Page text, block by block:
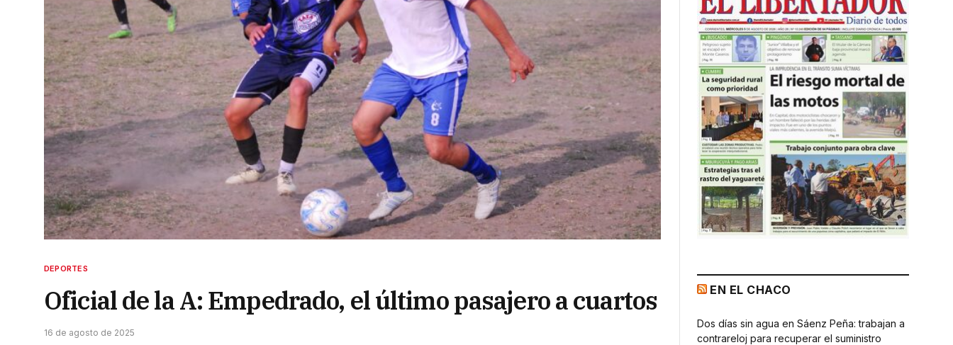
DEPORTES
Oficial de la A: Empedrado, el último pasajero a cuartos
16 de agosto de 2025
EN EL CHACO
Dos días sin agua en Sáenz Peña: trabajan a
contrareloj para recuperar el suministro